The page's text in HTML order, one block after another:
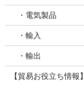
・電気製品
・輸入
・輸出
【貿易お役立ち情報】